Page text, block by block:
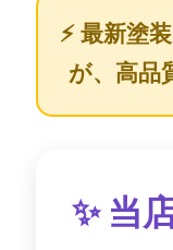
⚡ 最新塗
が、高品
✨ 当